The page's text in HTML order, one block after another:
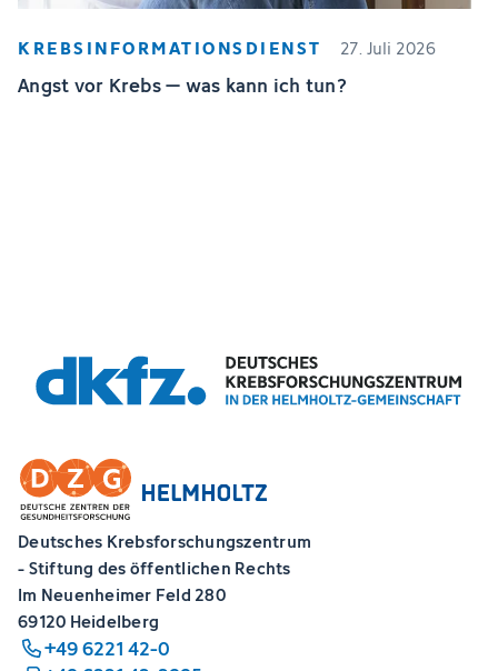
KREBSINFORMATIONSDIENST 27. Juli 2026
Angst vor Krebs – was kann ich tun?
Deutsches Krebsforschungszentrum
- Stiftung des öffentlichen Rechts
Im Neuenheimer Feld 280
69120 Heidelberg
+49 6221 42-0